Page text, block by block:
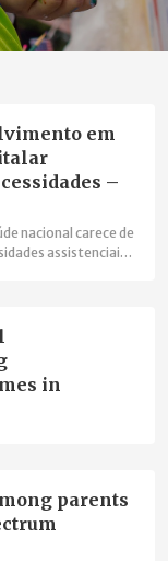
em
–
nacional carece de
assistenciais
in
parents